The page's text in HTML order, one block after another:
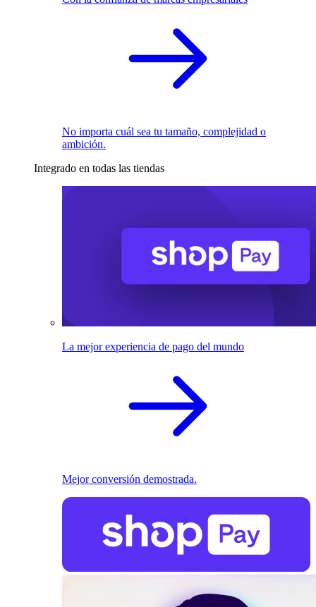
No importa cuál sea tu tamaño, complejidad o
ambición.
Integrado en todas las tiendas
La mejor experiencia de pago del mundo
Mejor conversión demostrada.